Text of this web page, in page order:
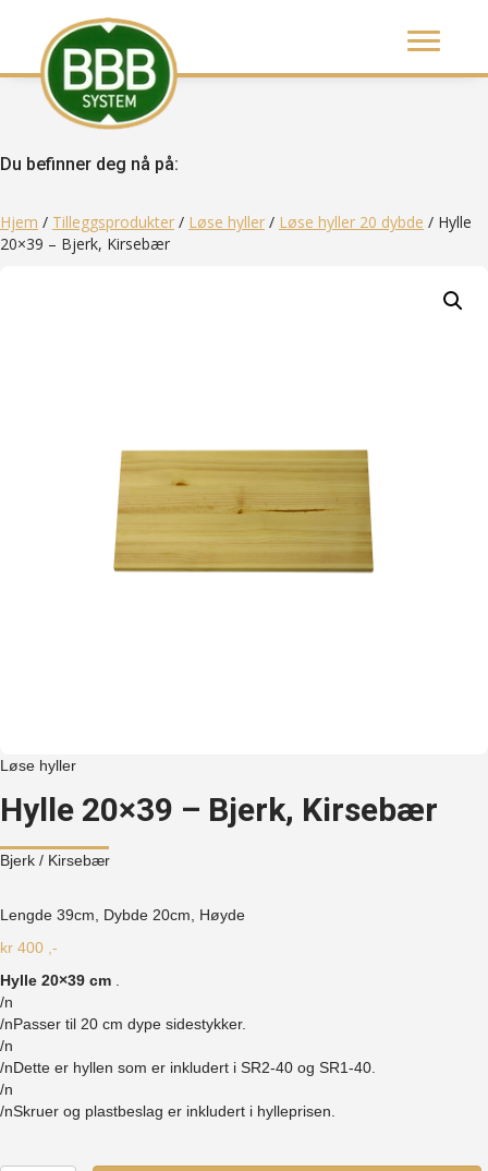
Du befinner deg nå på:
Hjem / Tilleggsprodukter / Løse hyller / Løse hyller 20 dybde / Hylle
20×39 – Bjerk, Kirsebær
Løse hyller
Hylle 20×39 – Bjerk, Kirsebær
Bjerk / Kirsebær
Lengde 39cm, Dybde 20cm, Høyde
kr 400 ,-
Hylle 20×39 cm
/n
/nPasser til 20 cm dype sidestykker.
/n
/nDette er hyllen som er inkludert i SR2-40 og SR1-40.
/n
/nSkruer og plastbeslag er inkludert i hylleprisen.